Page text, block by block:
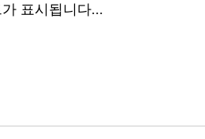
표시됩니다...